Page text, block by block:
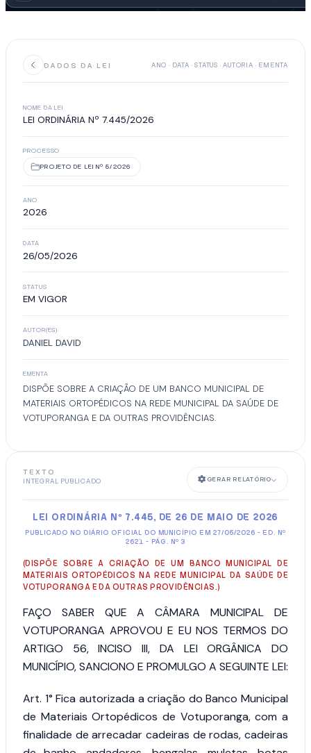
DADOS DA LEI ANO · DATA · STATUS · AUTORIA · EMENTA
NOME DA LEI
LEI ORDINÁRIA Nº 7.445/2026
PROCESSO
PROJETO DE LEI Nº 5/2026
ANO
2026
DATA
26/05/2026
STATUS
EM VIGOR
AUTOR(ES)
DANIEL DAVID
EMENTA
DISPÕE SOBRE A CRIAÇÃO DE UM BANCO MUNICIPAL DE
MATERIAIS ORTOPÉDICOS NA REDE MUNICIPAL DA SAÚDE DE
VOTUPORANGA E DA OUTRAS PROVIDÊNCIAS.
TEXTO
INTEGRAL PUBLICADO GERAR RELATÓRIO
LEI ORDINÁRIA Nº 7.445, DE 26 DE MAIO DE 2026
PUBLICADO NO DIÁRIO OFICIAL DO MUNICÍPIO EM 27/05/2026 - ED. Nº
2621 - PÁG. Nº 3
(DISPÕE SOBRE A CRIAÇÃO DE UM BANCO MUNICIPAL DE
MATERIAIS ORTOPÉDICOS NA REDE MUNICIPAL DA SAÚDE DE
VOTUPORANGA E DA OUTRAS PROVIDÊNCIAS.)
FAÇO SABER QUE A CÂMARA MUNICIPAL DE
VOTUPORANGA APROVOU E EU NOS TERMOS DO
ARTIGO 56, INCISO III, DA LEI ORGÂNICA DO
MUNICÍPIO, SANCIONO E PROMULGO A SEGUINTE LEI:
Art. 1° Fica autorizada a criação do Banco Municipal
de Materiais Ortopédicos de Votuporanga, com a
finalidade de arrecadar cadeiras de rodas, cadeiras